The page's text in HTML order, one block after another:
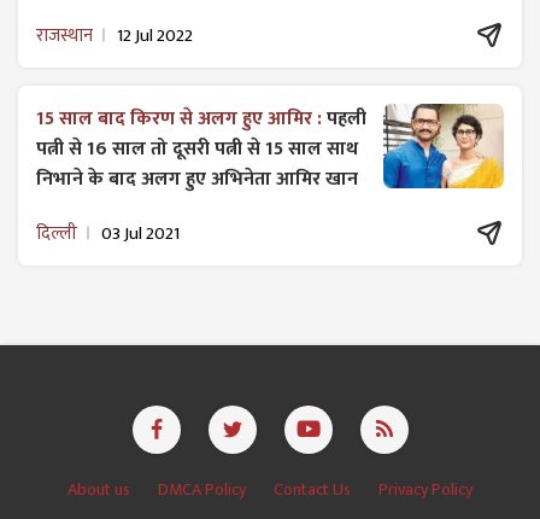
राजस्थान 12 Jul 2022
15 साल बाद किरण से अलग हुए आमिर :पहली
पत्नी से 16 साल तो दूसरी पत्नी से 15 साल साथ
निभाने के बाद अलग हुए अभिनेता आमिर खान
दिल्ली 03 Jul 2021
About us DMCA Policy Contact Us Privacy Policy